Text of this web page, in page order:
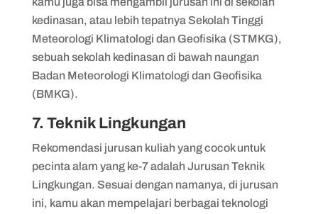
kedinasan, atau lebih tepatnya Sekolah Tinggi
Meteorologi Klimatologi dan Geofisika (STMKG),
sebuah sekolah kedinasan di bawah naungan
Badan Meteorologi Klimatologi dan Geofisika
(BMKG).
7. Teknik Lingkungan
Rekomendasi jurusan kuliah yang cocok untuk
pecinta alam yang ke-7 adalah Jurusan Teknik
Lingkungan. Sesuai dengan namanya, di jurusan
ini, kamu akan mempelajari berbagai teknologi